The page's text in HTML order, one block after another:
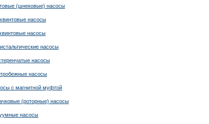
(шнековые) насосы
насосы
насосы
насосы
насосы
насосы
с магнитной муфтой
(роторные) насосы
насосы